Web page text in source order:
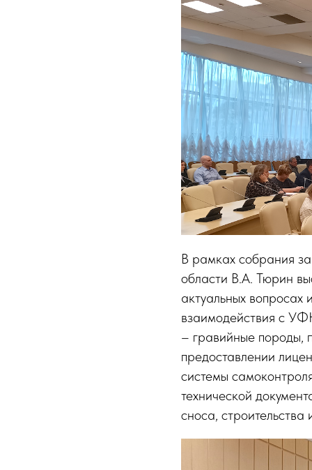
В рамках собрания
области В.А. Тюрин
актуальных вопросах
взаимодействия с
– гравийные породы,
предоставлении
системы
технической
сноса, строительства